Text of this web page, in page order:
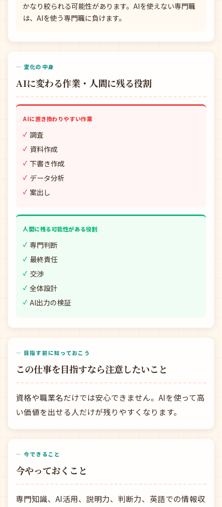
かなり絞られる可能性があります。AIを使えない専門職
は、AIを使う専門職に負けます。
— 変化の中身
AIに変わる作業・人間に残る役割
AIに置き換わりやすい作業
調査
資料作成
下書き作成
データ分析
案出し
人間に残る可能性がある役割
専門判断
最終責任
交渉
全体設計
AI出力の検証
— 目指す前に知っておこう
この仕事を目指すなら注意したいこと
資格や職業名だけでは安心できません。AIを使って高
い価値を出せる人だけが残りやすくなります。
— 今できること
今やっておくこと
専門知識、AI活用、説明力、判断力、英語での情報収